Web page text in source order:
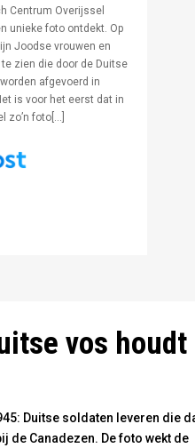
Centrum Overijssel
unieke foto ontdekt. Op
Joodse vrouwen en
te zien die door de Duitse
afgevoerd in
is voor het eerst dat in
zo’n foto[…]
vos houdt
Duitse soldaten leveren die
de Canadezen. De foto wekt de